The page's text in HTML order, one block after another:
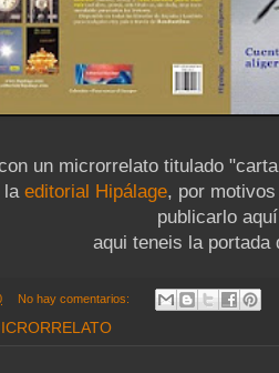
un microrrelato titulado
laeditorial Hipálage, por
publicarlo
aqui teneis la portada
No hay comentarios: